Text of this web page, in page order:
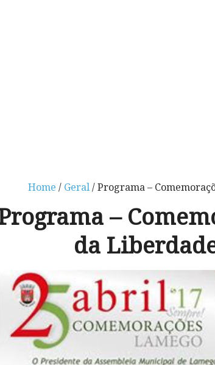
Home / Geral/ Programa –
–
da